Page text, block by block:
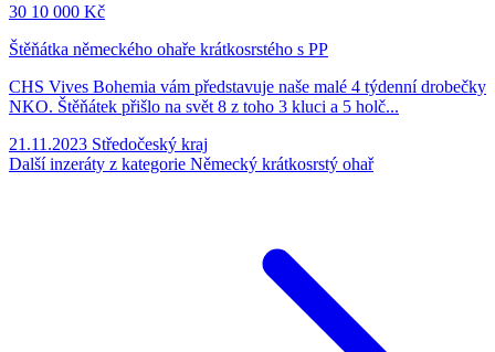
30 10 000 Kč
Štěňátka německého ohaře krátkosrstého s PP
CHS Vives Bohemia vám představuje naše malé 4 týdenní drobečky
NKO. Štěňátek přišlo na svět 8 z toho 3 kluci a 5 holč...
21.11.2023 Středočeský kraj
Další inzeráty z kategorie Německý krátkosrstý ohař